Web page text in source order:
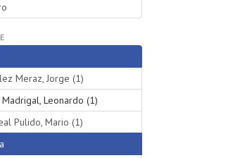
Meraz, Jorge (1)
Leonardo (1)
Pulido, Mario (1)